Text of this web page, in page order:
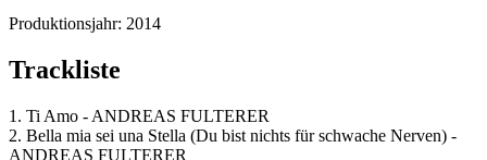
Produktionsjahr: 2014
Trackliste
1. Ti Amo - ANDREAS FULTERER
2. Bella mia sei una Stella (Du bist nichts für schwache Nerven) -
ANDREAS FULTERER